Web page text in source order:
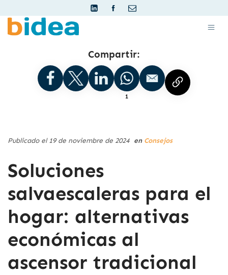
Compartir:
1
Publicado el 19 de noviembre de 2024 en Consejos
Soluciones
salvaescaleras para el
hogar: alternativas
económicas al
ascensor tradicional